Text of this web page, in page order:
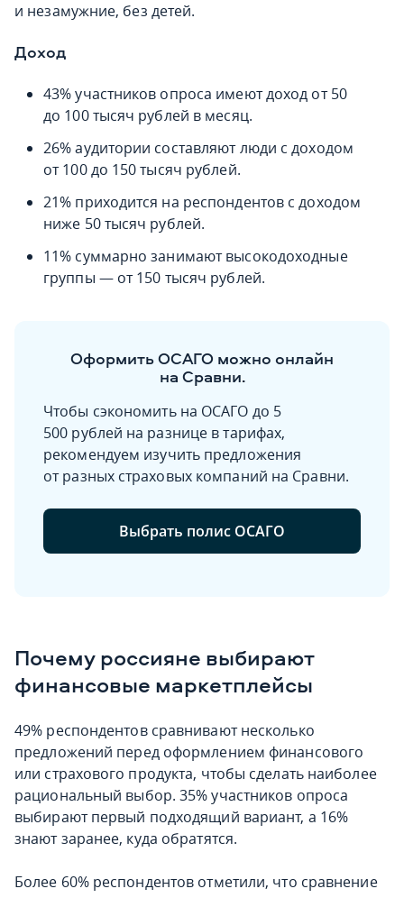
и незамужние, без детей.
Доход
43% участников опроса имеют доход от 50
до 100 тысяч рублей в месяц.
26% аудитории составляют люди с доходом
от 100 до 150 тысяч рублей.
21% приходится на респондентов с доходом
ниже 50 тысяч рублей.
11% суммарно занимают высокодоходные
группы — от 150 тысяч рублей.
Оформить ОСАГО можно онлайн
на Сравни.
Чтобы сэкономить на ОСАГО до 5
500 рублей на разнице в тарифах,
рекомендуем изучить предложения
от разных страховых компаний на Сравни.
Выбрать полис ОСАГО
Почему россияне выбирают
финансовые маркетплейсы
49% респондентов сравнивают несколько
предложений перед оформлением финансового
или страхового продукта, чтобы сделать наиболее
рациональный выбор. 35% участников опроса
выбирают первый подходящий вариант, а 16%
знают заранее, куда обратятся.
Более 60% респондентов отметили, что сравнение